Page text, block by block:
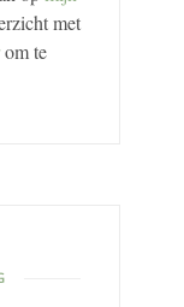
met
om te